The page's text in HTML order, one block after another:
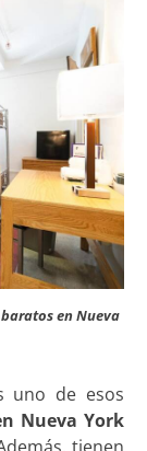
en Nueva
uno de esos
Nueva York